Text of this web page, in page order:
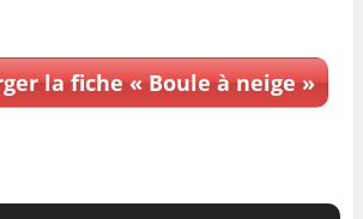
la fiche « Boule à neige »